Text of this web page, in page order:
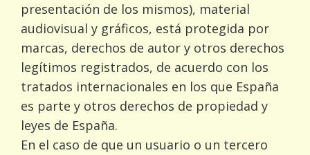
presentación de los mismos), material
audiovisual y gráficos, está protegida por
marcas, derechos de autor y otros derechos
legítimos registrados, de acuerdo con los
tratados internacionales en los que España
es parte y otros derechos de propiedad y
leyes de España.
En el caso de que un usuario o un tercero